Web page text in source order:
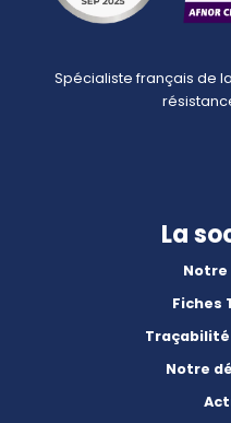
Spécialiste français de
La
Fiches
Notre